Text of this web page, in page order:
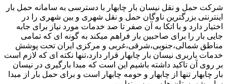
شرکت حمل و نقل نیسان بار چابهار با دسترسی به سامانه حمل بار
اینترنتی بزرگترین ناوگان حمل و نقل شهری و بین شهری را در
اختیار دارد و با اتکا به آن صفر تا صد خدمات مورد نیاز برای جابه
جایی بار را برای صاحبین بار فراهم میکند به گونه ای که تمامی
مناطق شمالی،جنوبی،شرقی،غربی و مرکزی ایران تحت پوشش
خدمات باربری نیسان بار چابهار قرار دارد،تنها نکته ای که لازم است
بر روی آن تاکید داشته باشیم این است که مبدا بارگیری در نیسان
بار چابهار تنها از چابهار و حومه چابهار است و برای حمل بار از مبدا